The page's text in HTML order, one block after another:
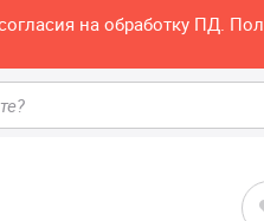
на обработку ПД.